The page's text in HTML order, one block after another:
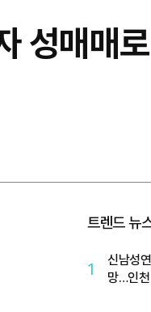
성매매
트렌드 뉴
1
신남성
망…인천